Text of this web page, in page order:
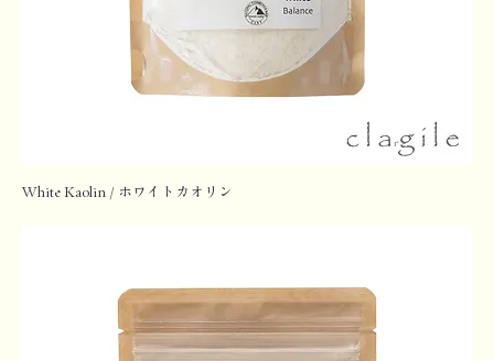
White Kaolin / ホワイトカオリン